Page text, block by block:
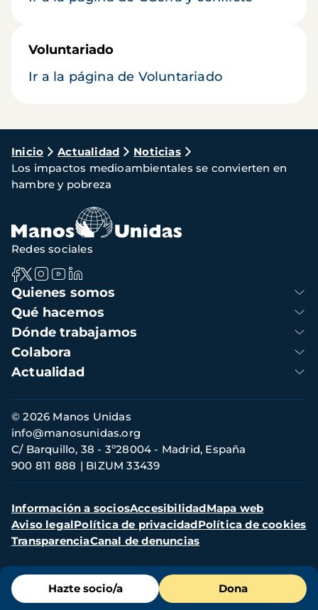
Voluntariado
Ir a la página de Voluntariado
Ruta
de
navegación
Inicio Actualidad
Noticias
Los impactos medioambientales se convierten en
hambre y pobreza
Menú
de
Hazte socio/a Dona
Navegación
principal
Quienes somos
Qué hacemos
Dónde trabajamos
Colabora
Actualidad
Redes sociales
Información
de
contacto
© 2026 Manos Unidas
C/ Barquillo, 38 - 3º28004 - Madrid, España
900 811 888
BIZUM 33439
info@manosunidas.org
Menú
secundario
Información a sociosAccesibilidadMapa web
Aviso legalPolítica de privacidadPolítica de cookies
TransparenciaCanal de denuncias